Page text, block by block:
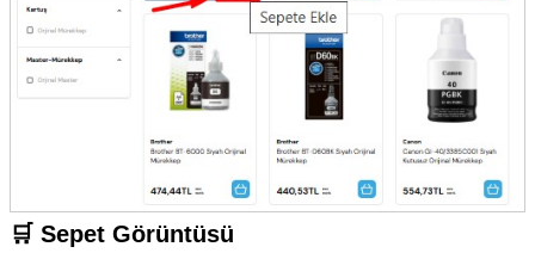
🛒 Sepet Görüntüsü